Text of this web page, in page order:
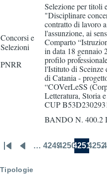
Concorsi e
Selezioni
PNRR
Selezione per titoli
"Disciplinare
contratto di lavoro
l'assunzione, ai
Comparto
in data 18 gennaio
profilo
l'Istituto di Sceinze
di Catania -
“COVerLeSS
Letteratura, Storia
CUP
BANDO N. 400.2
First
page
Previous
page
… 4249
Page
4250
Current
42514252
Tipologie